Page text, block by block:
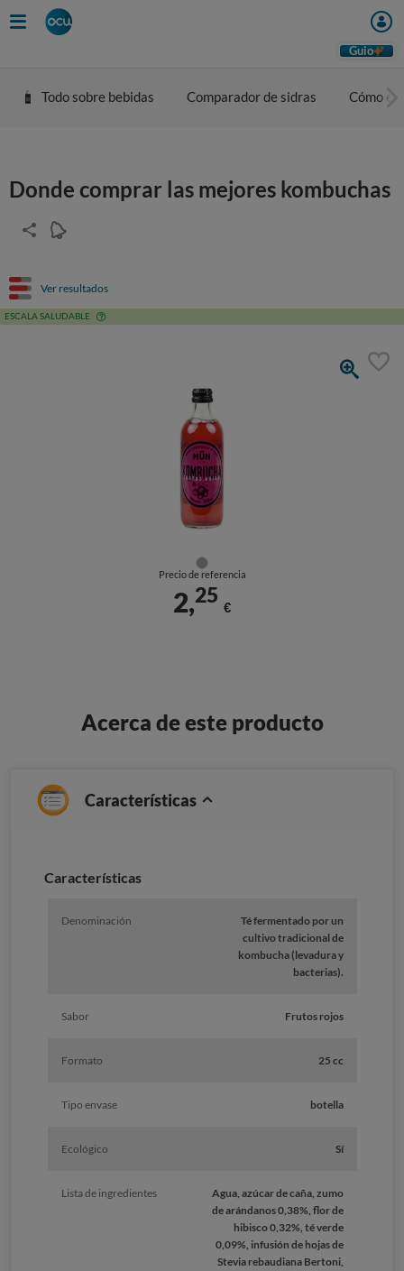
Guio
Todo sobre bebidas Comparador de sidras Cómo
Donde comprar las mejores kombuchas
Ver resultados
ESCALA SALUDABLE
Precio de referencia
2,25
€
Acerca de este producto
Características
Características
Denominación
Té fermentado por un
cultivo tradicional de
kombucha (levadura y
bacterias).
Sabor Frutos rojos
Formato 25 cc
Tipo envase botella
Ecológico Sí
Lista de ingredientes
Agua, azúcar de caña, zumo
de arándanos 0,38%, flor de
hibisco 0,32%, té verde
0,09%, infusión de hojas de
Stevia rebaudiana Bertoni,